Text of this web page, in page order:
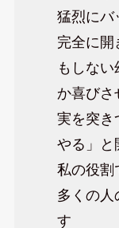
猛烈にバ
完全に開
もしな
か喜びさ
実を突き
やる」と
私の役割
多くの人
す